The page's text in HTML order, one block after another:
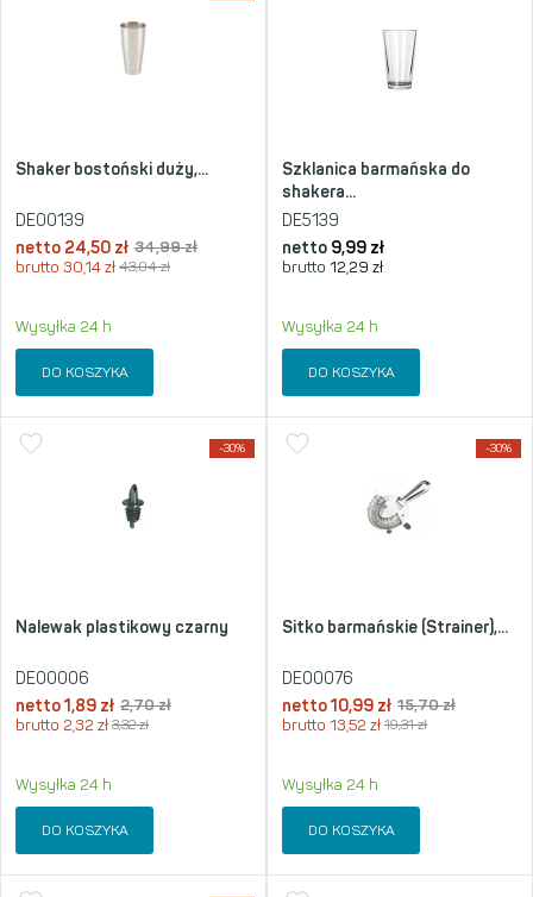
Shaker bostoński duży,...
DE00139
netto 24,50 zł 34,99zł
brutto 30,14 zł 43,04zł
Wysyłka 24 h
DO KOSZYKA
Szklanica barmańska do
shakera...
DE5139
netto 9,99 zł
brutto 12,29 zł
Wysyłka 24 h
DO KOSZYKA
-30%
Nalewak plastikowy czarny
DE00006
netto1,89 zł 2,70zł
brutto 2,32 zł 3,32zł
Wysyłka 24 h
DO KOSZYKA
-30%
Sitko barmańskie (Strainer),...
DE00076
netto10,99 zł 15,70zł
brutto 13,52 zł 19,31zł
Wysyłka 24 h
DO KOSZYKA